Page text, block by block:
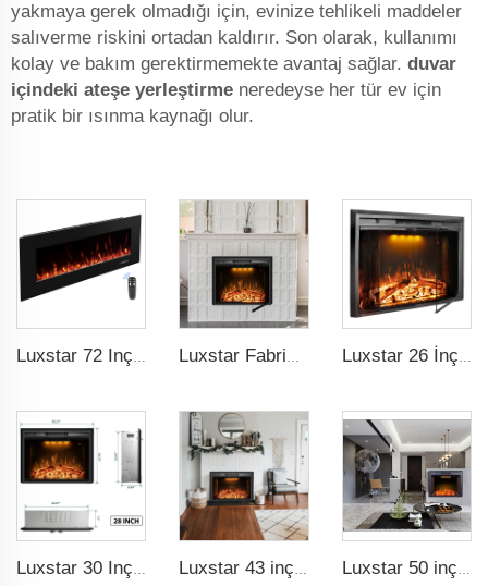
yakmaya gerek olmadığı için, evinize tehlikeli maddeler
salıverme riskini ortadan kaldırır. Son olarak, kullanımı
kolay ve bakım gerektirmemekte avantaj sağlar. duvar
içindeki ateşe yerleştirme neredeyse her tür ev için
pratik bir ısınma kaynağı olur.
Luxstar 72 Inç Elektrikli Ateş Ocağı Duvara Monte Edilen Isıtıcılar Çukur Elektrikli Ateş Ocağı İçin Uygun Değil Odanızı Sıcak tutmak için Evde Kullanılır Luxstar Fabrika 50 İnçler Lı Dekoratif Ateş Yanıcı Elektrikli İç Şömine Üç Renkli Ateş Efeği İç Luxstar 26 İnç LED Ekran Üç Renkli Güneşte Log Ateş Efeği Ekrana Uygun Elektrikli Şömine Üstü Led Işık Zamanlayıcı Uzaktan Kumanda İç